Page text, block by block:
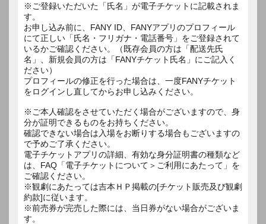
※ご登録いただいた「氏名」が電子チケットに記載されま
す。
お申し込み前に、FANY ID、FANYアプリのプロフィール
にて正しい「氏名・フリガナ・電話番号」をご登録されて
いるかご確認ください。（既存会員の方は「配送先氏
名」、新規会員の方は「FANYチケット氏名」にご記入く
ださい）
プロフィールの修正を行った場合は、一度FANYチケット
をログインし直してからお申し込みください。
※ご本人確認をさせていただく場合がございますので、身
分が証明できるものをお持ちください。
確認できない場合は入場をお断りする場合もございますの
で予めご了承ください。
電子チケットアプリの詳細、有効な身分証明書の種類など
は、FAQ「電子チケットについて＞ご利用にあたって」を
ご確認ください。
※観劇にあたっては吉本ＨＰ掲載の[チケット販売及び観劇
約款]に従います。
※前売券が完売した際には、当日券がない場合がございま
す。